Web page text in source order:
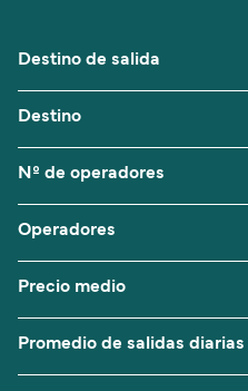
Destino de salida
Destino
Nº de operadores
Operadores
Precio medio
Promedio de salidas diarias